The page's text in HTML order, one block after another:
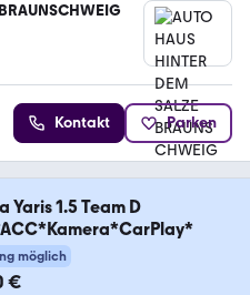
Kontakt Parken
Yaris 1.5 Team D
möglich
€